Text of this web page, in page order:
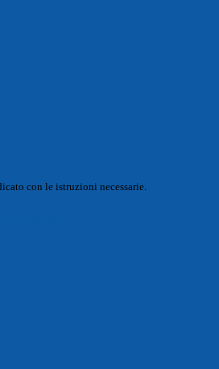
con le istruzioni necessarie.